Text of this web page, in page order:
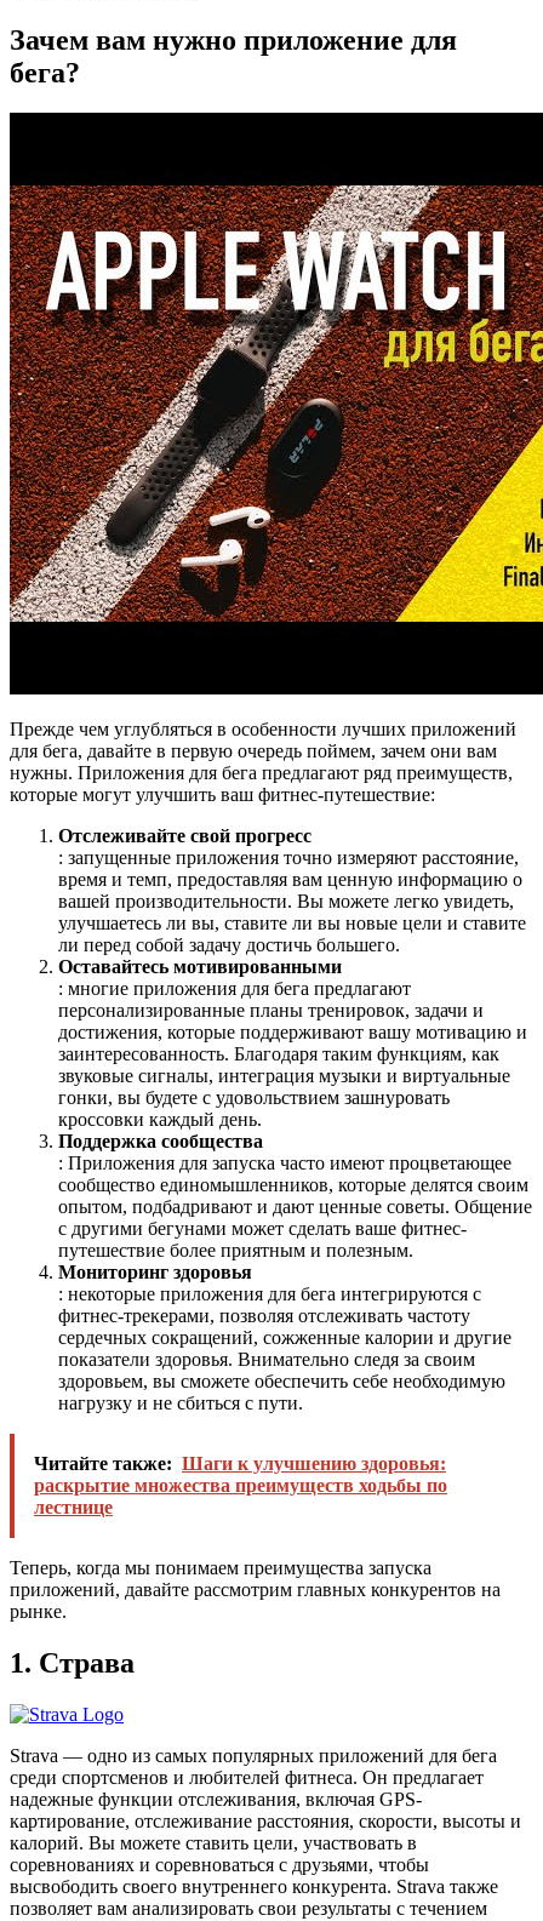
Зачем вам нужно приложение для
бега?
Прежде чем углубляться в особенности лучших приложений
для бега, давайте в первую очередь поймем, зачем они вам
нужны. Приложения для бега предлагают ряд преимуществ,
которые могут улучшить ваш фитнес-путешествие:
Отслеживайте свой прогресс
: запущенные приложения точно измеряют расстояние,
время и темп, предоставляя вам ценную информацию о
вашей производительности. Вы можете легко увидеть,
улучшаетесь ли вы, ставите ли вы новые цели и ставите
ли перед собой задачу достичь большего.
Оставайтесь мотивированными
: многие приложения для бега предлагают
персонализированные планы тренировок, задачи и
достижения, которые поддерживают вашу мотивацию и
заинтересованность. Благодаря таким функциям, как
звуковые сигналы, интеграция музыки и виртуальные
гонки, вы будете с удовольствием зашнуровать
кроссовки каждый день.
Поддержка сообщества
: Приложения для запуска часто имеют процветающее
сообщество единомышленников, которые делятся своим
опытом, подбадривают и дают ценные советы. Общение
с другими бегунами может сделать ваше фитнес-
путешествие более приятным и полезным.
Мониторинг здоровья
: некоторые приложения для бега интегрируются с
фитнес-трекерами, позволяя отслеживать частоту
сердечных сокращений, сожженные калории и другие
показатели здоровья. Внимательно следя за своим
здоровьем, вы сможете обеспечить себе необходимую
нагрузку и не сбиться с пути.
Читайте также: Шаги к улучшению здоровья:
раскрытие множества преимуществ ходьбы по
лестнице
Теперь, когда мы понимаем преимущества запуска
приложений, давайте рассмотрим главных конкурентов на
рынке.
1. Страва
Strava — одно из самых популярных приложений для бега
среди спортсменов и любителей фитнеса. Он предлагает
надежные функции отслеживания, включая GPS-
картирование, отслеживание расстояния, скорости, высоты и
калорий. Вы можете ставить цели, участвовать в
соревнованиях и соревноваться с друзьями, чтобы
высвободить своего внутреннего конкурента. Strava также
позволяет вам анализировать свои результаты с течением